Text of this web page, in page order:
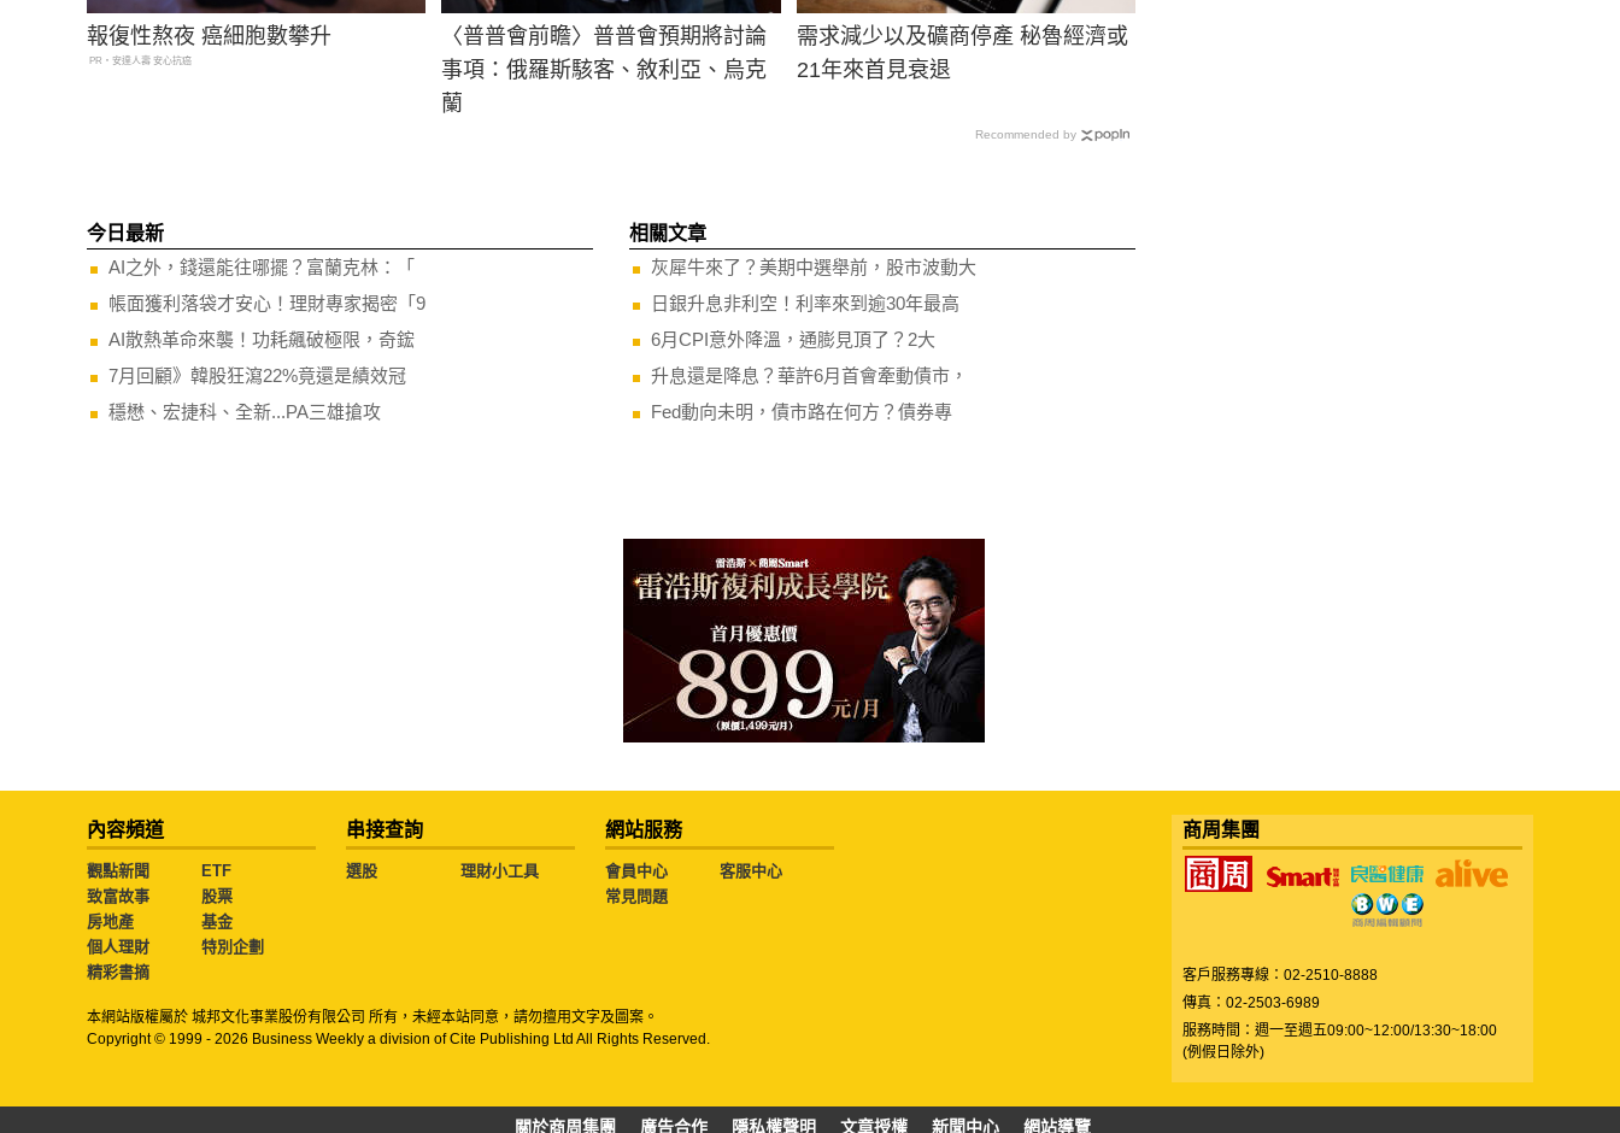
報復性熬夜 癌細胞數攀升
PR・安達人壽 安心抗癌
〈普普會前瞻〉普普會預期將討論
事項：俄羅斯駭客、敘利亞、烏克
蘭
需求減少以及礦商停產 秘魯經濟或
21年來首見衰退
Recommended by
今日最新
AI之外，錢還能往哪擺？富蘭克林：「
帳面獲利落袋才安心！理財專家揭密「9
AI散熱革命來襲！功耗飆破極限，奇鋐
7月回顧》韓股狂瀉22%竟還是績效冠
穩懋、宏捷科、全新...PA三雄搶攻
相關文章
灰犀牛來了？美期中選舉前，股市波動大
日銀升息非利空！利率來到逾30年最高
6月CPI意外降溫，通膨見頂了？2大
升息還是降息？華許6月首會牽動債市，
Fed動向未明，債市路在何方？債券專
內容頻道
觀點新聞
ETF
致富故事
股票
房地產
基金
個人理財
特別企劃
精彩書摘
串接查詢
選股 理財小工具
網站服務
會員中心
客服中心
常見問題
本網站版權屬於 城邦文化事業股份有限公司 所有，未經本站同意，請勿擅用文字及圖案。
Copyright © 1999 - 2026 Business Weekly a division of Cite Publishing Ltd All Rights Reserved.
商周集團
客戶服務專線：02-2510-8888
傳真：02-2503-6989
服務時間：週一至週五09:00~12:00/13:30~18:00
(例假日除外)
關於商周集團 廣告合作 隱私權聲明 文章授權 新聞中心 網站導覽